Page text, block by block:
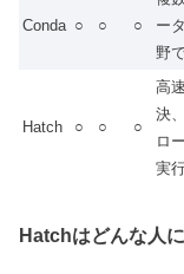
Conda ○ ○ ○
ー
野
Hatch ○ ○ ○
高
決
ロ
実
Hatchはどんな人